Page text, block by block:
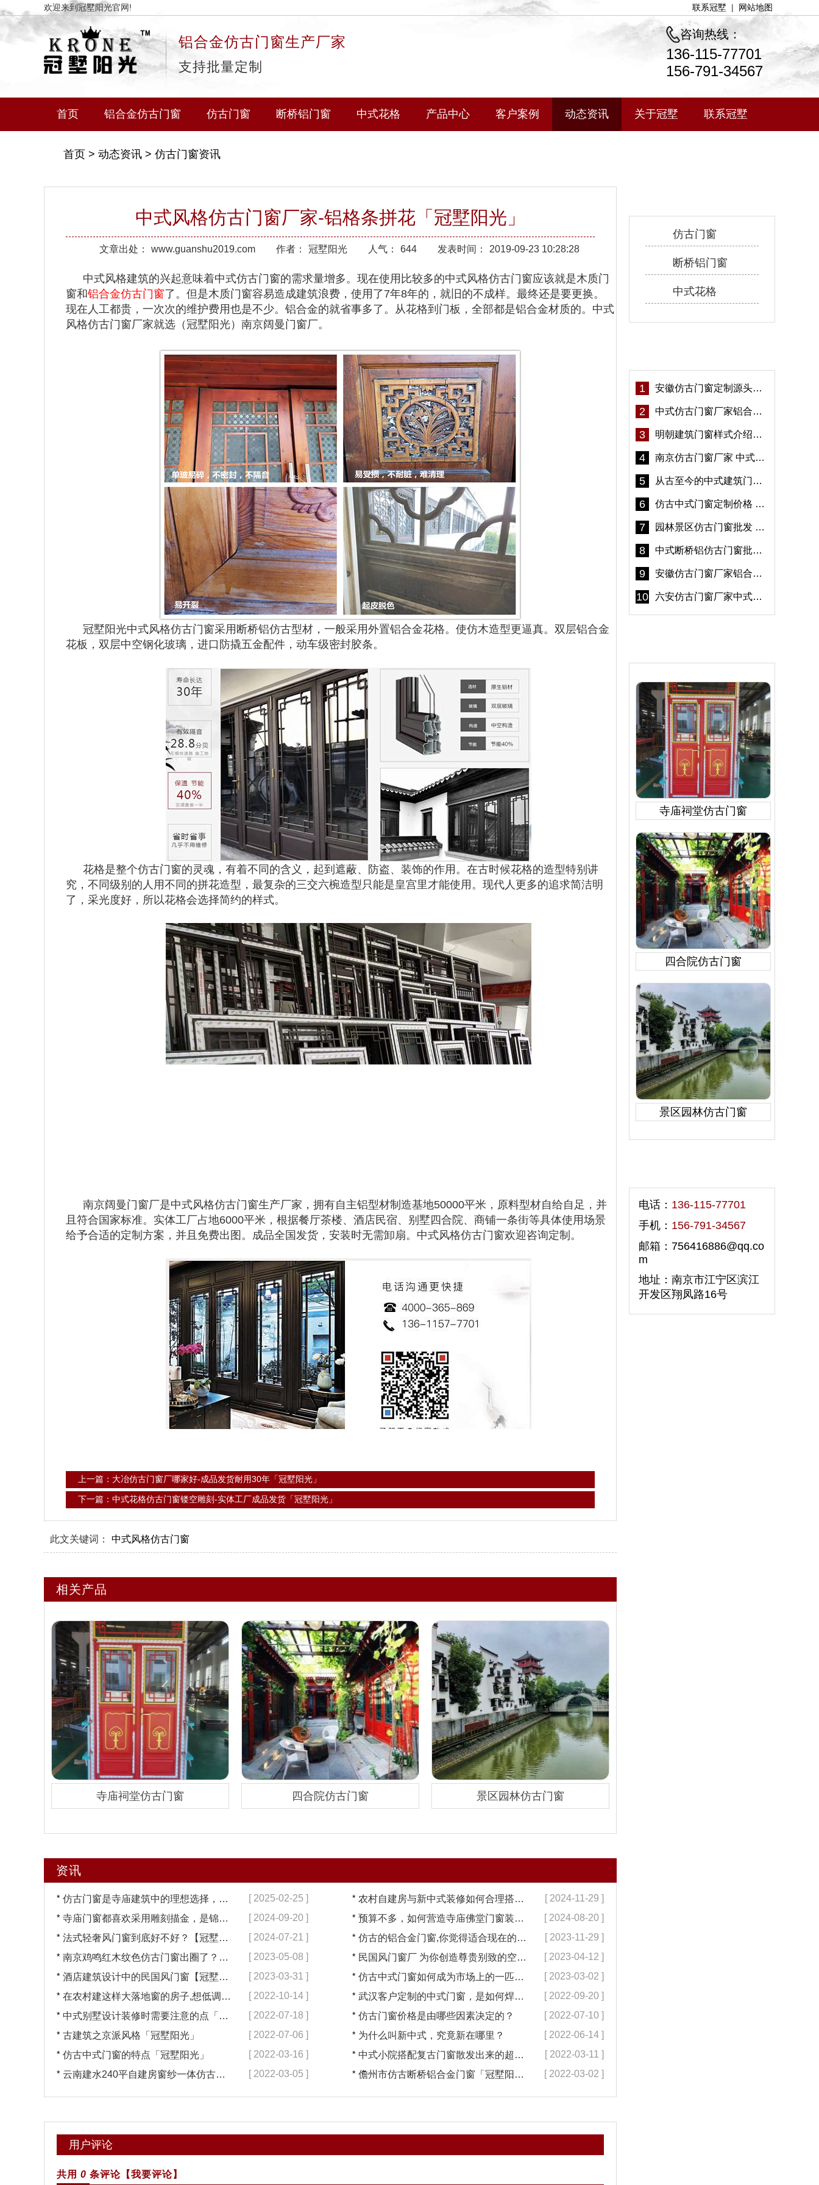
欢迎来到冠墅阳光官网! 联系冠墅 | 网站地图
铝合金仿古门窗生产厂家
支持批量定制
咨询热线：
136-115-77701
156-791-34567
首页 铝合金仿古门窗 仿古门窗 断桥铝门窗 中式花格 产品中心 客户案例 动态资讯 关于冠墅 联系冠墅
首页 > 动态资讯 > 仿古门窗资讯
中式风格仿古门窗厂家-铝格条拼花「冠墅阳光」
文章出处： www.guanshu2019.com 作者： 冠墅阳光 人气： 644 发表时间： 2019-09-23 10:28:28
中式风格建筑的兴起意味着中式仿古门窗的需求量增多。现在使用比较多的中式风格仿古门窗应该就是木质门
窗和铝合金仿古门窗了。但是木质门窗容易造成建筑浪费，使用了7年8年的，就旧的不成样。最终还是要更换。
现在人工都贵，一次次的维护费用也是不少。铝合金的就省事多了。从花格到门板，全部都是铝合金材质的。中式
风格仿古门窗厂家就选（冠墅阳光）南京阔曼门窗厂。
冠墅阳光中式风格仿古门窗采用断桥铝仿古型材，一般采用外置铝合金花格。使仿木造型更逼真。双层铝合金
花板，双层中空钢化玻璃，进口防撬五金配件，动车级密封胶条。
花格是整个仿古门窗的灵魂，有着不同的含义，起到遮蔽、防盗、装饰的作用。在古时候花格的造型特别讲
究，不同级别的人用不同的拼花造型，最复杂的三交六椀造型只能是皇宫里才能使用。现代人更多的追求简洁明
了，采光度好，所以花格会选择简约的样式。
南京阔曼门窗厂是中式风格仿古门窗生产厂家，拥有自主铝型材制造基地50000平米，原料型材自给自足，并
且符合国家标准。实体工厂占地6000平米，根据餐厅茶楼、酒店民宿、别墅四合院、商铺一条街等具体使用场景
给予合适的定制方案，并且免费出图。成品全国发货，安装时无需卸扇。中式风格仿古门窗欢迎咨询定制。
上一篇：大冶仿古门窗厂哪家好-成品发货耐用30年「冠墅阳光」
下一篇：中式花格仿古门窗镂空雕刻-实体工厂成品发货「冠墅阳光」
此文关键词： 中式风格仿古门窗
相关产品
寺庙祠堂仿古门窗 四合院仿古门窗 景区园林仿古门窗
资讯
* 仿古门窗是寺庙建筑中的理想选择，换一次用终生【冠墅阳光】 [ 2025-02-25 ] * 农村自建房与新中式装修如何合理搭配【冠墅阳光】 [ 2024-11-29 ]
* 寺庙门窗都喜欢采用雕刻描金，是锦上添花吗？【冠墅阳光】 [ 2024-09-20 ] * 预算不多，如何营造寺庙佛堂门窗装修【冠墅阳光】 [ 2024-08-20 ]
* 法式轻奢风门窗到底好不好？【冠墅阳光】 [ 2024-07-21 ] * 仿古的铝合金门窗,你觉得适合现在的装修吗?【冠墅阳光】 [ 2023-11-29 ]
* 南京鸡鸣红木纹色仿古门窗出圈了？【冠墅阳光】 [ 2023-05-08 ] * 民国风门窗厂 为你创造尊贵别致的空间【冠墅阳光】 [ 2023-04-12 ]
* 酒店建筑设计中的民国风门窗【冠墅阳光】 [ 2023-03-31 ] * 仿古中式门窗如何成为市场上的一匹黑马【冠墅阳光】 [ 2023-03-02 ]
* 在农村建这样大落地窗的房子,想低调都难吧【冠墅阳光】 [ 2022-10-14 ] * 武汉客户定制的中式门窗，是如何焊接的呢？ [ 2022-09-20 ]
* 中式别墅设计装修时需要注意的点「冠墅阳光」 [ 2022-07-18 ] * 仿古门窗价格是由哪些因素决定的？ [ 2022-07-10 ]
* 古建筑之京派风格「冠墅阳光」 [ 2022-07-06 ] * 为什么叫新中式，究竟新在哪里？ [ 2022-06-14 ]
* 仿古中式门窗的特点「冠墅阳光」 [ 2022-03-16 ] * 中式小院搭配复古门窗散发出来的超凡气质 「冠墅阳光」 [ 2022-03-11 ]
* 云南建水240平自建房窗纱一体仿古门窗完工「冠墅阳光」 [ 2022-03-05 ] * 儋州市仿古断桥铝合金门窗「冠墅阳光」 [ 2022-03-02 ]
用户评论
共用 0 条评论 【我要评论】
仿古门窗
断桥铝门窗
中式花格
1 安徽仿古门窗定制源头厂家 好打理免维护-冠墅阳光
2 中式仿古门窗厂家铝合金仿古门窗定制 5年质保
3 明朝建筑门窗样式介绍——冠墅阳光
4 南京仿古门窗厂家 中式仿古门窗定制 节能防水
5 从古至今的中式建筑门窗到底有多美「冠墅阳光」
6 仿古中式门窗定制价格 铝合金仿古门窗报价
7 园林景区仿古门窗批发 铝合金仿古门窗采购-冠墅阳光
8 中式断桥铝仿古门窗批发 冠墅阳光仿古门窗 6000平米实体工厂
9 安徽仿古门窗厂家铝合金仿古门窗批发 免费设计出货快
10 六安仿古门窗厂家中式仿古门窗制作 6000平米源头厂家
寺庙祠堂仿古门窗
四合院仿古门窗
景区园林仿古门窗
电话： 136-115-77701
手机： 156-791-34567
邮箱：756416886@qq.co
m
地址：南京市江宁区滨江
开发区翔凤路16号